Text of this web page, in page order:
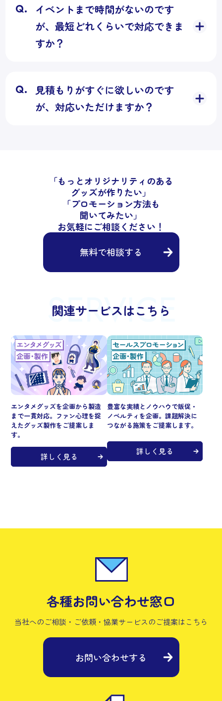
イベントまで時間がないのです
が、最短どれくらいで対応できま
すか？
見積もりがすぐに欲しいのです
が、対応いただけますか？
「もっとオリジナリティのある
グッズが作りたい」
「プロモーション方法も
聞いてみたい」
お気軽にご相談ください！
無料で相談する
関連サービスはこちら
エンタメグッズを企画から製造
まで一貫対応。ファン心理を捉
えたグッズ製作をご提案しま
す。
詳しく見る
豊富な実績とノウハウで販促・
ノベルティを企画。課題解決に
つながる施策をご提案します。
詳しく見る
各種お問い合わせ窓口
当社へのご相談・ご依頼・協業サービスのご提案はこちら
お問い合わせする